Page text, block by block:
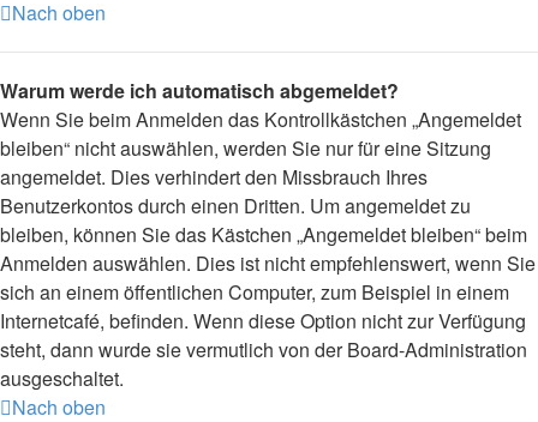
Nach oben
Warum werde ich automatisch abgemeldet?
Wenn Sie beim Anmelden das Kontrollkästchen „Angemeldet
bleiben“ nicht auswählen, werden Sie nur für eine Sitzung
angemeldet. Dies verhindert den Missbrauch Ihres
Benutzerkontos durch einen Dritten. Um angemeldet zu
bleiben, können Sie das Kästchen „Angemeldet bleiben“ beim
Anmelden auswählen. Dies ist nicht empfehlenswert, wenn Sie
sich an einem öffentlichen Computer, zum Beispiel in einem
Internetcafé, befinden. Wenn diese Option nicht zur Verfügung
steht, dann wurde sie vermutlich von der Board-Administration
ausgeschaltet.
Nach oben